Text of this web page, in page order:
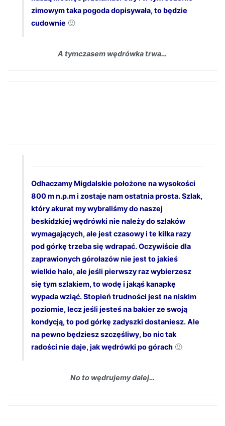
zimowym taka pogoda dopisywała, to będzie
cudownie 🙂
A tymczasem wędrówka trwa…
Odhaczamy Migdalskie położone na wysokości
800 m n.p.m i zostaje nam ostatnia prosta. Szlak,
który akurat my wybraliśmy do naszej
beskidzkiej wędrówki nie należy do szlaków
wymagających, ale jest czasowy i te kilka razy
pod górkę trzeba się wdrapać. Oczywiście dla
zaprawionych górołazów nie jest to jakieś
wielkie halo, ale jeśli pierwszy raz wybierzesz
się tym szlakiem, to wodę i jakąś kanapkę
wypada wziąć. Stopień trudności jest na niskim
poziomie, lecz jeśli jesteś na bakier ze swoją
kondycją, to pod górkę zadyszki dostaniesz. Ale
na pewno będziesz szczęśliwy, bo nic tak
radości nie daje, jak wędrówki po górach 🙂
No to wędrujemy dalej…